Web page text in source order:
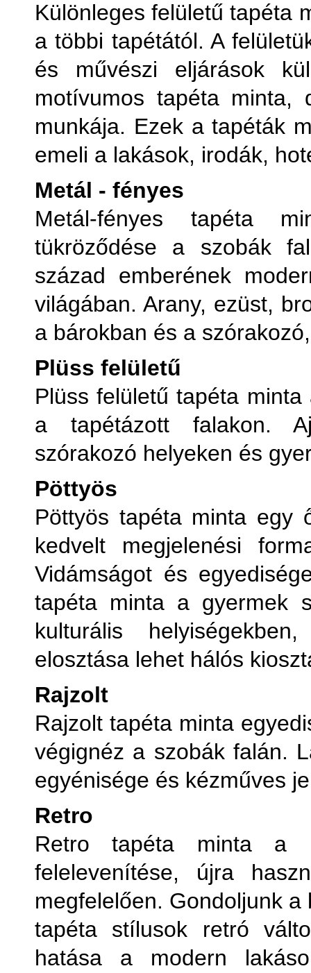
Különleges felületű tapéta
a többi tapétától. A
és művészi eljárások
motívumos tapéta minta,
munkája. Ezek a tapéták
emeli a lakások, irodák,
Metál - fényes
Metál-fényes tapéta
tükröződése a szobák
század emberének
világában. Arany, ezüst,
a bárokban és a
Plüss felületű
Plüss felületű tapéta
a tapétázott falakon.
szórakozó helyeken és
Pöttyös
Pöttyös tapéta minta egy
kedvelt megjelenési
Vidámságot és
tapéta minta a gyermek
kulturális
elosztása lehet hálós
Rajzolt
Rajzolt tapéta minta
végignéz a szobák falán.
egyénisége és kézműves
Retro
Retro tapéta minta a
felelevenítése, újra
megfelelően. Gondoljunk
tapéta stílusok retró
hatása a modern